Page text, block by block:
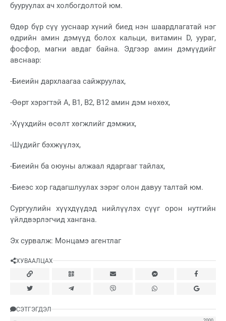
бууруулах ач холбогдолтой юм.
Өдөр бүр сүү ууснаар хүний биед нэн шаардлагатай нэг
өдрийн амин дэмүүд болох кальци, витамин D, уураг,
фосфор, магни авдаг байна. Эдгээр амин дэмүүдийг
авснаар:
-Биеийн дархлаагаа сайжруулах,
-Өөрт хэрэгтэй А, В1, В2, В12 амин дэм нөхөх,
-Хүүхдийн өсөлт хөгжлийг дэмжих,
-Шүдийг бэхжүүлэх,
-Биеийн ба оюуны алжаал ядаргааг тайлах,
-Биеэс хор гадагшлуулах зэрэг олон давуу талтай юм.
Сургуулийн хүүхдүүдэд нийлүүлэх сүүг орон нутгийн
үйлдвэрлэгчид хангана.
Эх сурвалж: Монцамэ агентлаг
ХУВААЛЦАХ
СЭТГЭГДЭЛ